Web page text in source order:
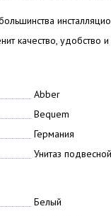
качество, удобство
Abber
Bequem
Германия
Унитаз подвесной
Белый